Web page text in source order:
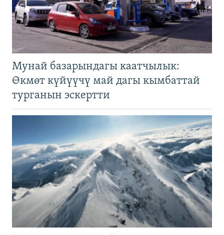
Мунай базарындагы каатчылык:
Өкмөт күйүүчү май дагы кымбаттай
турганын эскертти